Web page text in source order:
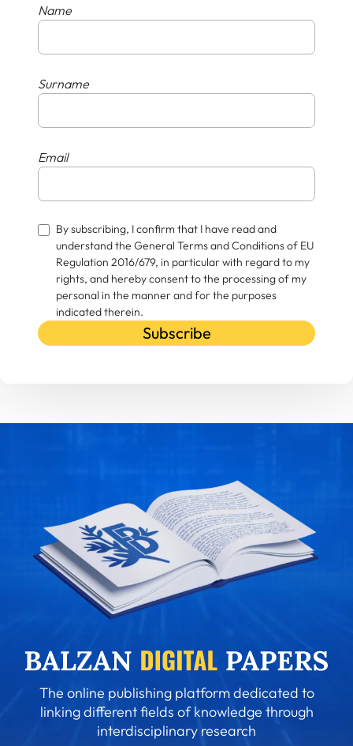
Name
Surname
Email
By subscribing, I confirm that I have read and
understand the General Terms and Conditions of EU
Regulation 2016/679, in particular with regard to my
rights, and hereby consent to the processing of my
personal in the manner and for the purposes
indicated therein.
Subscribe
The online publishing platform dedicated to
linking different fields of knowledge through
interdisciplinary research